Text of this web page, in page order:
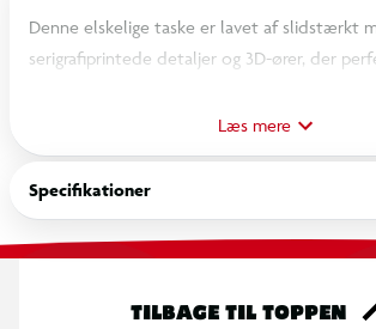
Denne elskelige taske er lavet af slidstærkt
serigrafiprintede detaljer og 3D-ører, der
Læs mere
Specifikationer
TILBAGE TIL TOPPEN